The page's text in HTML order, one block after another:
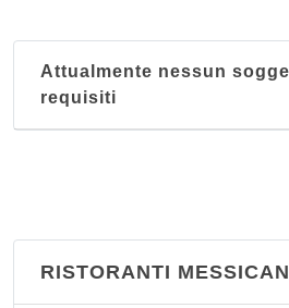
Attualmente nessun
requisiti
RISTORANTI